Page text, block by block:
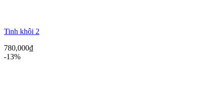
Tinh khôi 2
780,000₫
-13%